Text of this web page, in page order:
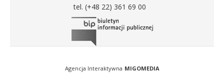
tel. (+48 22) 361 69 00
Agencja Interaktywna MIGOMEDIA